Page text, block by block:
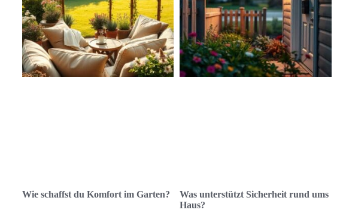
Wie schaffst du Komfort im Garten?
Was unterstützt Sicherheit rund ums
Haus?